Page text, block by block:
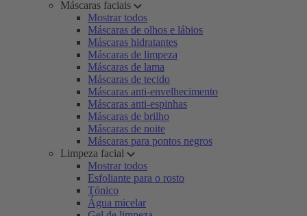
Máscaras faciais
Mostrar todos
Máscaras de olhos e lábios
Máscaras hidratantes
Máscaras de limpeza
Máscaras de lama
Máscaras de tecido
Máscaras anti-envelhecimento
Máscaras anti-espinhas
Máscaras de brilho
Máscaras de noite
Máscaras para pontos negros
Limpeza facial
Mostrar todos
Esfoliante para o rosto
Tónico
Água micelar